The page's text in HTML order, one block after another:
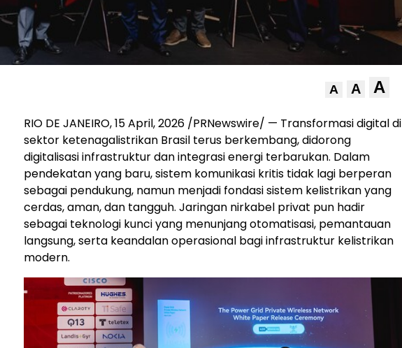
A A A
RIO DE JANEIRO,15 April, 2026 /PRNewswire/ — Transformasi digital di
sektor ketenagalistrikan Brasil terus berkembang, didorong
digitalisasi infrastruktur dan integrasi energi terbarukan. Dalam
pendekatan yang baru, sistem komunikasi kritis tidak lagi berperan
sebagai pendukung, namun menjadi fondasi sistem kelistrikan yang
cerdas, aman, dan tangguh. Jaringan nirkabel privat pun hadir
sebagai teknologi kunci yang menunjang otomatisasi, pemantauan
langsung, serta keandalan operasional bagi infrastruktur kelistrikan
modern.